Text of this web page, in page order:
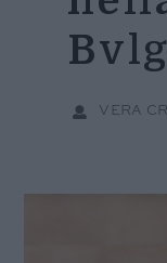
VERA